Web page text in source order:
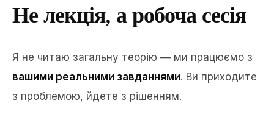
Не лекція, а робоча сесія
Я не читаю загальну теорію — ми працюємо з
вашими реальними завданнями. Ви приходите
з проблемою, йдете з рішенням.